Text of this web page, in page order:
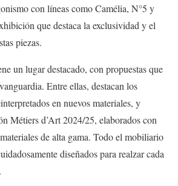
con líneas como Camélia, N°5 y
que destaca la exclusividad y el
piezas.
un lugar destacado, con propuestas que
Entre ellas, destacan los
en nuevos materiales, y
Métiers d’Art 2024/25, elaborados con
de alta gama. Todo el mobiliario
diseñados para realzar cada